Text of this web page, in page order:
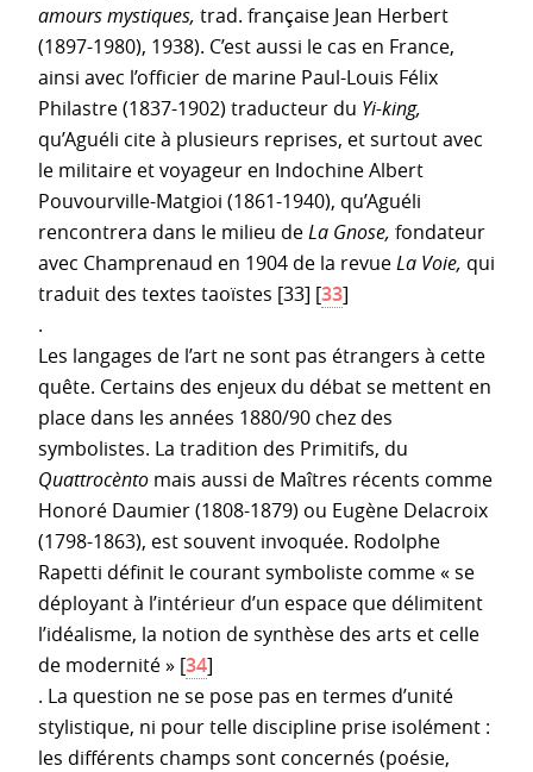
amours mystiques, trad. française Jean Herbert
(1897-1980), 1938). C’est aussi le cas en France,
ainsi avec l’officier de marine Paul-Louis Félix
Philastre (1837-1902) traducteur du Yi-king,
qu’Aguéli cite à plusieurs reprises, et surtout avec
le militaire et voyageur en Indochine Albert
Pouvourville-Matgioi (1861-1940), qu’Aguéli
rencontrera dans le milieu deLa Gnose, fondateur
avec Champrenaud en 1904 de la revueLa Voie, qui
traduit des textes taoïstes [33] [33]
.
Les langages de l’art ne sont pas étrangers à cette
quête. Certains des enjeux du débat se mettent en
place dans les années 1880/90 chez des
symbolistes. La tradition des Primitifs, du
Quattrocènto mais aussi de Maîtres récents comme
Honoré Daumier (1808-1879) ou Eugène Delacroix
(1798-1863), est souvent invoquée. Rodolphe
Rapetti définit le courant symboliste comme « se
déployant à l’intérieur d’un espace que délimitent
l’idéalisme, la notion de synthèse des arts et celle
de modernité » [34]
. La question ne se pose pas en termes d’unité
stylistique, ni pour telle discipline prise isolément :
les différents champs sont concernés (poésie,